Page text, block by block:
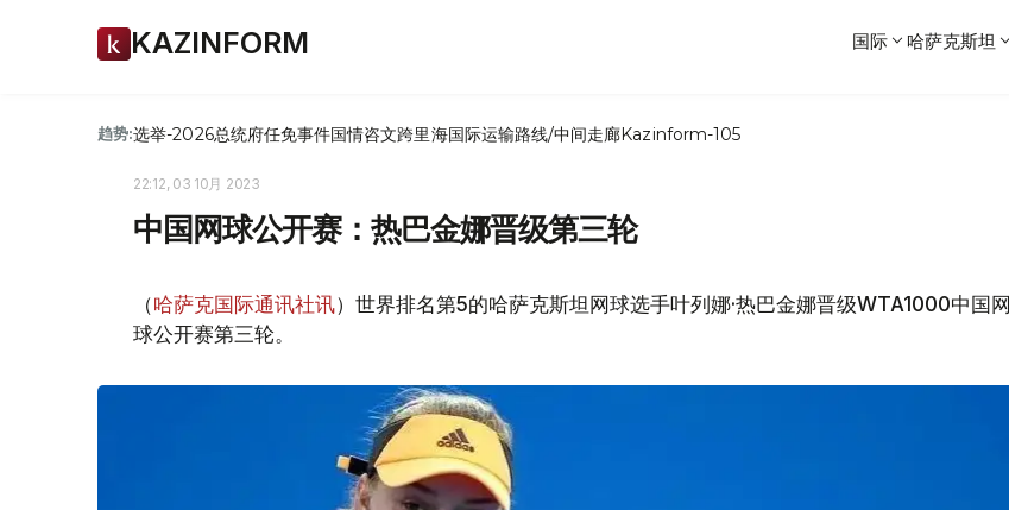
KAZINFORM 国际 哈萨克斯坦
趋势:选举-2026总统府任免事件国情咨文跨里海国际运输路线/中间走廊Kazinform-105
22:12, 03 10月 2023
中国网球公开赛：热巴金娜晋级第三轮
（哈萨克国际通讯社讯）世界排名第5的哈萨克斯坦网球选手叶列娜·热巴金娜晋级WTA1000中国网
球公开赛第三轮。